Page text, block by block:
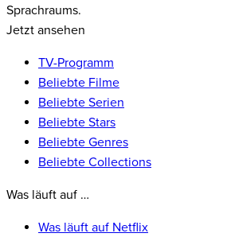
Sprachraums.
Jetzt ansehen
TV-Programm
Beliebte Filme
Beliebte Serien
Beliebte Stars
Beliebte Genres
Beliebte Collections
Was läuft auf …
Was läuft auf Netflix